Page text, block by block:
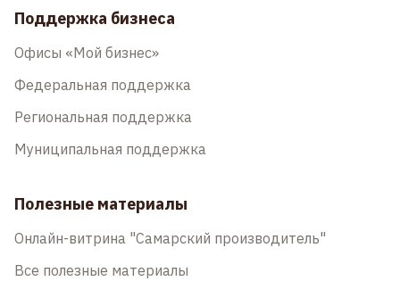
Поддержка бизнеса
Офисы «Мой бизнес»
Федеральная поддержка
Региональная поддержка
Муниципальная поддержка
Полезные материалы
Онлайн-витрина "Самарский производитель"
Все полезные материалы